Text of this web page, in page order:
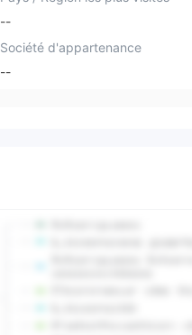
--
Société d'appartenance
--